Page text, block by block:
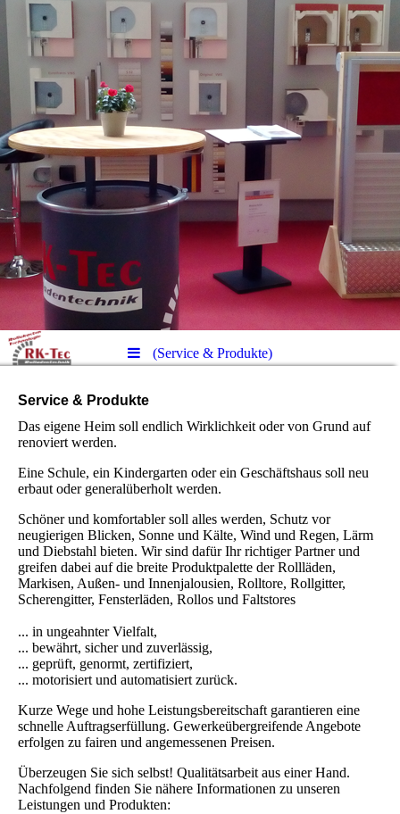
(Service & Produkte)
Service & Produkte
Das eigene Heim soll endlich Wirklichkeit oder von Grund auf
renoviert werden.
Eine Schule, ein Kindergarten oder ein Geschäftshaus soll neu
erbaut oder generalüberholt werden.
Schöner und komfortabler soll alles werden, Schutz vor
neugierigen Blicken, Sonne und Kälte, Wind und Regen, Lärm
und Diebstahl bieten. Wir sind dafür Ihr richtiger Partner und
greifen dabei auf die breite Produktpalette der Rollläden,
Markisen, Außen- und Innenjalousien, Rolltore, Rollgitter,
Scherengitter, Fensterläden, Rollos und Faltstores
... in ungeahnter Vielfalt,
... bewährt, sicher und zuverlässig,
... geprüft, genormt, zertifiziert,
... motorisiert und automatisiert zurück.
Kurze Wege und hohe Leistungsbereitschaft garantieren eine
schnelle Auftragserfüllung. Gewerkeübergreifende Angebote
erfolgen zu fairen und angemessenen Preisen.
Überzeugen Sie sich selbst! Qualitätsarbeit aus einer Hand.
Nachfolgend finden Sie nähere Informationen zu unseren
Leistungen und Produkten: